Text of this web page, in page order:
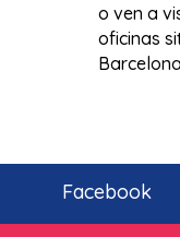
o ven a
oficinas
Facebook